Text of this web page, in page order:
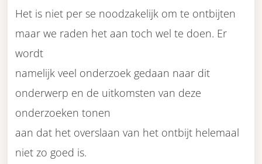
Het is niet per se noodzakelijk om te ontbijten
maar we raden het aan toch wel te doen. Er
wordt
namelijk veel onderzoek gedaan naar dit
onderwerp en de uitkomsten van deze
onderzoeken tonen
aan dat het overslaan van het ontbijt helemaal
niet zo goed is.